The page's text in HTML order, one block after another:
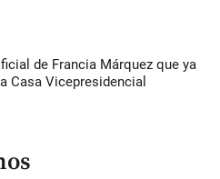
de Francia Márquez que ya
Casa Vicepresidencial